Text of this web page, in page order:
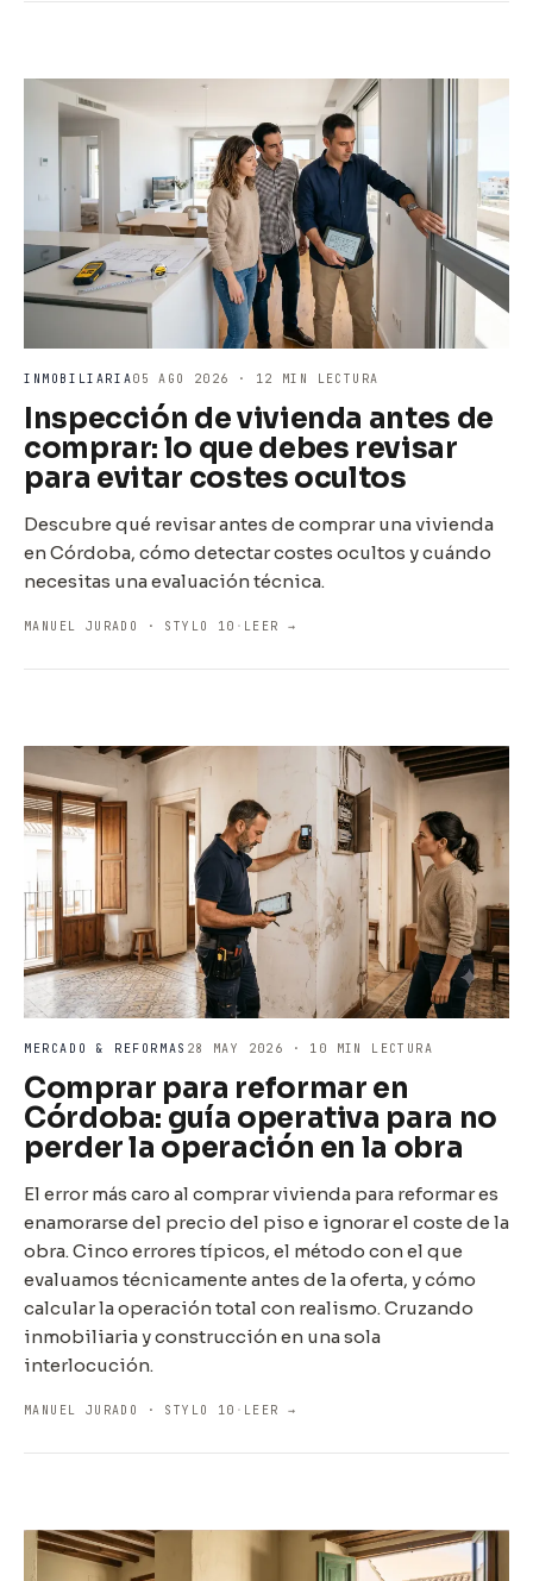
INMOBILIARIA05 AGO 2026 · 12 MIN LECTURA
Inspección de vivienda antes de
comprar: lo que debes revisar
para evitar costes ocultos
Descubre qué revisar antes de comprar una vivienda
en Córdoba, cómo detectar costes ocultos y cuándo
necesitas una evaluación técnica.
MANUEL JURADO · STYLO 10 · LEER →
MERCADO & REFORMAS 28 MAY 2026 · 10 MIN LECTURA
Comprar para reformar en
Córdoba: guía operativa para no
perder la operación en la obra
El error más caro al comprar vivienda para reformar es
enamorarse del precio del piso e ignorar el coste de la
obra. Cinco errores típicos, el método con el que
evaluamos técnicamente antes de la oferta, y cómo
calcular la operación total con realismo. Cruzando
inmobiliaria y construcción en una sola
interlocución.
MANUEL JURADO · STYLO 10 · LEER →